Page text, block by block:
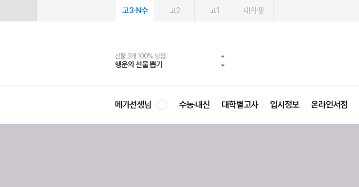
고3·N수 고2 고1 대학생
선물 3개 100% 당첨!
행운의 선물 뽑기
선물 100% 증정!
메가스터디 X 올리브
여름방학 스터디 캐시백
메가런 썸머스쿨
2027 러셀 단과
강사 공개선발
스마트러닝앱
설문 EVENT
메가패스
3일 무료 체험권
메가패스 수강생 무료혜택!
메가클럽 멤버십
사회공헌 캠페인
희망이룸 메가나눔
메가선생님 수능·내신 대학별고사 입시정보 온라인서점